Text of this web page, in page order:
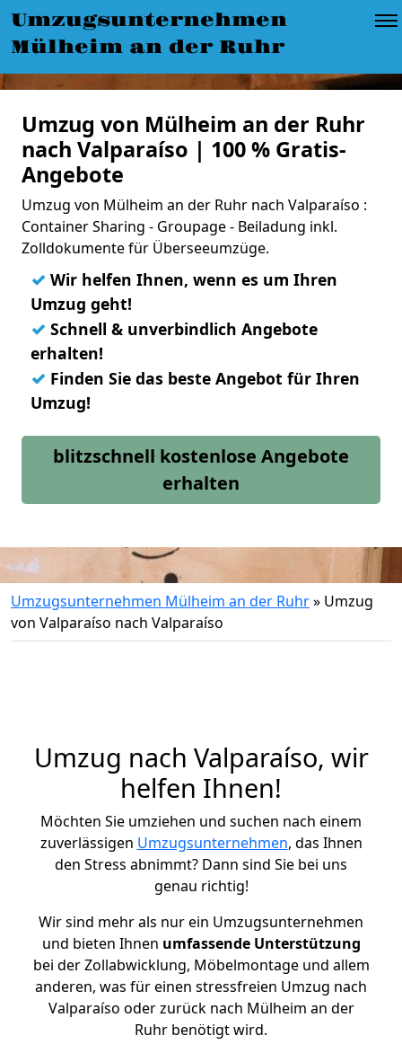
Umzugsunternehmen
Mülheim an der Ruhr
Umzug von Mülheim an der Ruhr
nach Valparaíso | 100 % Gratis-
Angebote
Umzug von Mülheim an der Ruhr nach Valparaíso :
Container Sharing - Groupage - Beiladung inkl.
Zolldokumente für Überseeumzüge.
✓ Wir helfen Ihnen, wenn es um Ihren
Umzug geht!
✓ Schnell & unverbindlich Angebote
erhalten!
✓ Finden Sie das beste Angebot für Ihren
Umzug!
blitzschnell kostenlose Angebote
erhalten
Umzugsunternehmen Mülheim an der Ruhr» Umzug
von Valparaíso nach Valparaíso
Umzug nach Valparaíso, wir
helfen Ihnen!
Möchten Sie umziehen und suchen nach einem
zuverlässigen Umzugsunternehmen, das Ihnen
den Stress abnimmt? Dann sind Sie bei uns
genau richtig!
Wir sind mehr als nur ein Umzugsunternehmen
und bieten Ihnen umfassende Unterstützung
bei der Zollabwicklung, Möbelmontage und allem
anderen, was für einen stressfreien Umzug nach
Valparaíso oder zurück nach Mülheim an der
Ruhr benötigt wird.